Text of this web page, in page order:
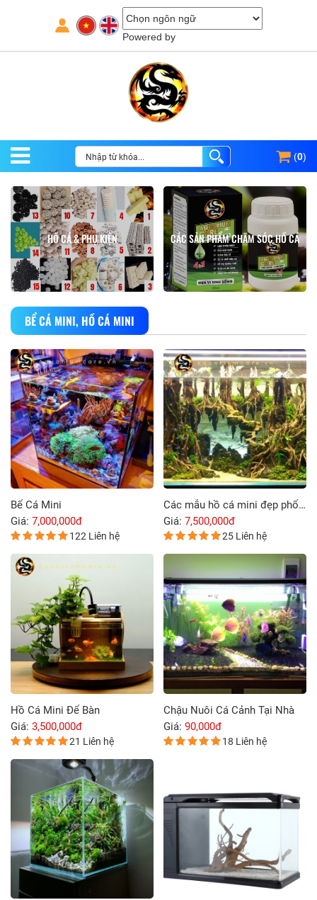
Powered by
(0)
HỒ CÁ & PHỤ KIỆN CÁC SẢN PHẨM CHĂM SÓC HỒ CÁ
BỂ CÁ MINI, HỒ CÁ MINI
Bể Cá Mini
Giá: 7,000,000đ
122 Liên hệ
Các mẫu hồ cá mini đẹp phổ biến nhất hiện nay
Giá: 7,500,000đ
25 Liên hệ
Hồ Cá Mini Để Bàn
Giá: 3,500,000đ
21 Liên hệ
Chậu Nuôi Cá Cảnh Tại Nhà
Giá: 90,000đ
18 Liên hệ